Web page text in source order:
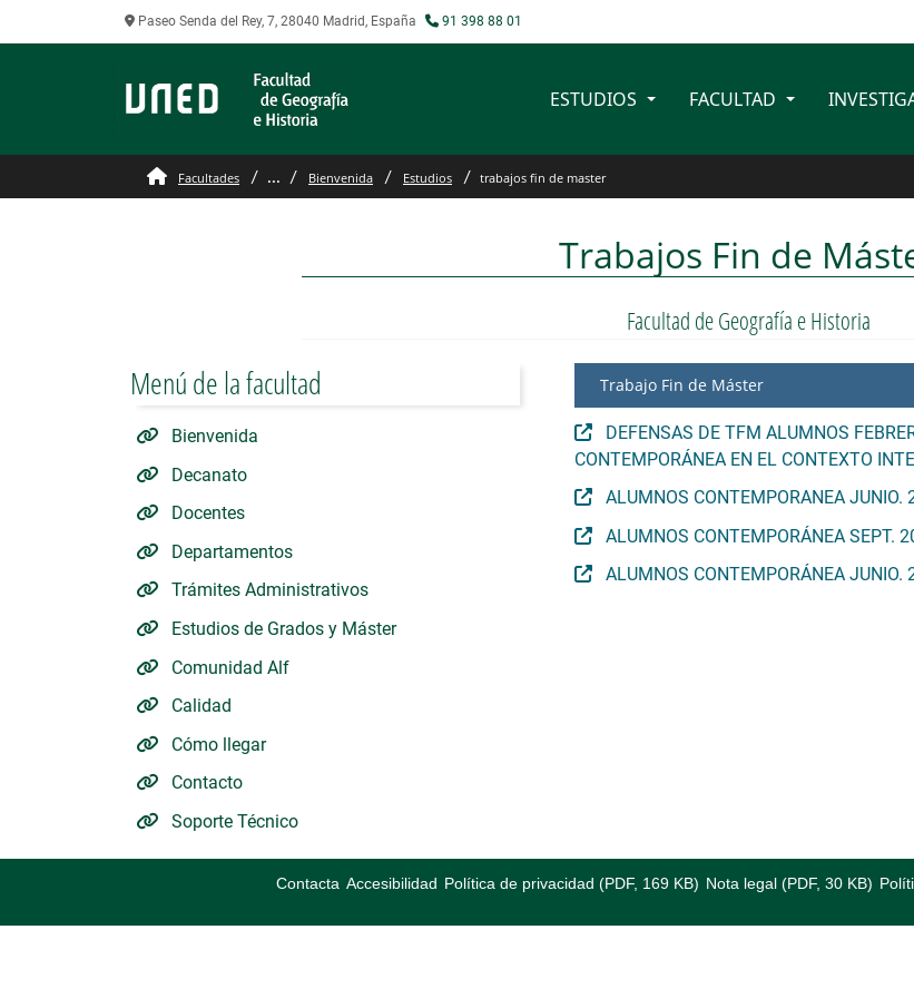
Paseo Senda del Rey, 7, 28040 Madrid, España 91 398 88 01
ESTUDIOS FACULTAD
trabajos fin de master
Facultades ... Bienvenida Estudios trabajos fin de master
Trabajos Fin de
Facultad de Geografía e Historia
Menú de la facultad
Bienvenida
Decanato
Docentes
Departamentos
Trámites Administrativos
Estudios de Grados y Máster
Comunidad Alf
Calidad
Cómo llegar
Contacto
Soporte Técnico
Trabajo Fin de Máster
DEFENSAS DE TFM ALUMNOS
CONTEMPORÁNEA EN EL CONTEXTO
ALUMNOS CONTEMPORANEA JUNIO.
ALUMNOS CONTEMPORÁNEA SEPT.
ALUMNOS CONTEMPORÁNEA JUNIO.
Contacta Accesibilidad Política de privacidad (PDF, 169 KB) Nota legal (PDF, 30 KB)